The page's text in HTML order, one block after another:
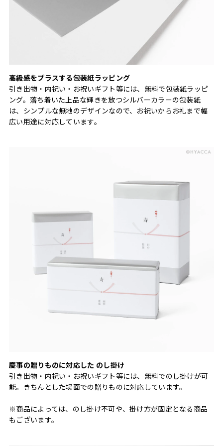
高級感をプラスする包装紙ラッピング
引き出物・内祝い・お祝いギフト等には、無料で包装紙ラッピ
ング。落ち着いた上品な輝きを放つシルバーカラーの包装紙
は、シンプルな無地のデザインなので、お祝いからお礼まで幅
広い用途に対応しています。
慶事の贈りものに対応した のし掛け
引き出物・内祝い・お祝いギフト等には、無料でのし掛けが可
能。きちんとした場面での贈りものに対応しています。
※商品によっては、のし掛け不可や、掛け方が固定となる商品
もございます。